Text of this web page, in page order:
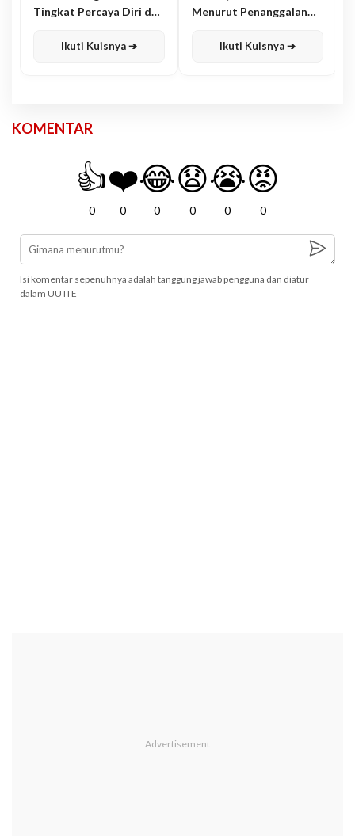
Tingkat Percaya Diri dan
Ikuti Kuisnya ➔
Menurut Penanggalan
Ikuti Kuisnya ➔
KOMENTAR
👍
0
❤️
0
😂
0
😧
0
😭
0
😡
0
Isi komentar sepenuhnya adalah tanggung jawab pengguna dan diatur
dalam UU ITE